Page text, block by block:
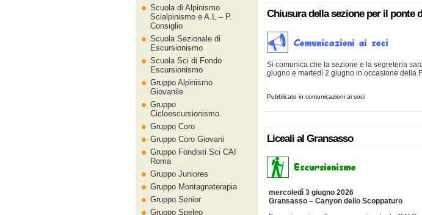
Chiusura della sezione per il ponte
Si comunica che la sezione e la segreteria
giugno e martedì 2 giugno in occasione della
Pubblicato in comunicazioni ai soci
Liceali al Gransasso
mercoledì 3 giugno 2026
Gransasso – Canyon dello Scoppaturo
Scuola di Alpinismo
Scialpinismo e A.L – P.
Consiglio
Scuola Sezionale di
Escursionismo
Scuola Sci di Fondo
Escursionismo
Gruppo Alpinismo
Giovanile
Gruppo
Cicloescursionismo
Gruppo Coro
Gruppo Coro Giovani
Gruppo Fondisti Sci CAI
Roma
Gruppo Juniores
Gruppo Montagnaterapia
Gruppo Senior
Gruppo Speleo